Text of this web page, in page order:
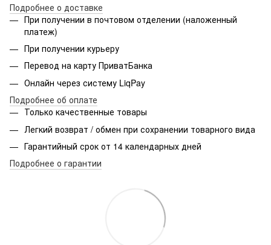
Подробнее о доставке
При получении в почтовом отделении (наложенный
платеж)
При получении курьеру
Перевод на карту ПриватБанка
Онлайн через систему LiqPay
Подробнее об оплате
Только качественные товары
Легкий возврат / обмен при сохранении товарного вида
Гарантийный срок от 14 календарных дней
Подробнее о гарантии